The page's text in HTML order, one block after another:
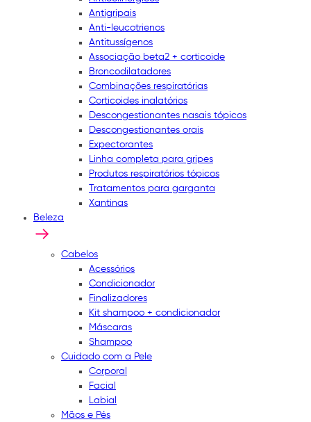
Antigripais
Anti-leucotrienos
Antitussígenos
Associação beta2 + corticoide
Broncodilatadores
Combinações respiratórias
Corticoides inalatórios
Descongestionantes nasais tópicos
Descongestionantes orais
Expectorantes
Linha completa para gripes
Produtos respiratórios tópicos
Tratamentos para garganta
Xantinas
Beleza
Cabelos
Acessórios
Condicionador
Finalizadores
Kit shampoo + condicionador
Máscaras
Shampoo
Cuidado com a Pele
Corporal
Facial
Labial
Mãos e Pés